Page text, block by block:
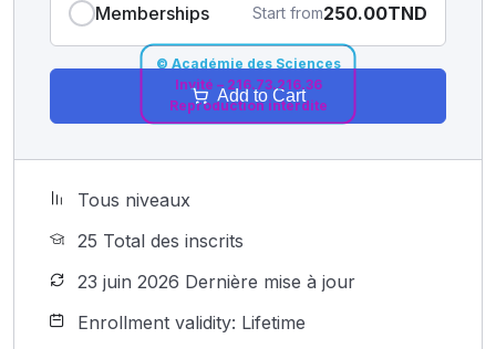
Memberships Start from250.00TND
Add to Cart
Tous niveaux
25 Total des inscrits
23 juin 2026 Dernière mise à jour
Enrollment validity: Lifetime
© Académie des Sciences
Invité – 216.73.216.36
Reproduction interdite